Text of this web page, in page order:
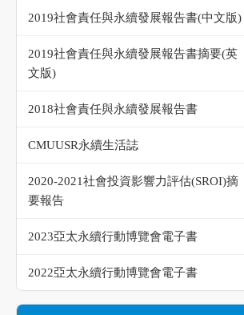
2019社會責任與永續發展報告書(中文版)
2019社會責任與永續發展報告書摘要(英
文版)
2018社會責任與永續發展報告書
CMUUSR永續生活誌
2020-2021社會投資影響力評估(SROI)摘
要報告
2023亞太永續行動博覽會電子書
2022亞太永續行動博覽會電子書